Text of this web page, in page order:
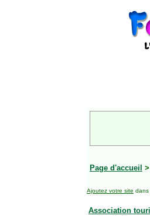
Page d'accueil >
Ajoutez votre site dans
Association